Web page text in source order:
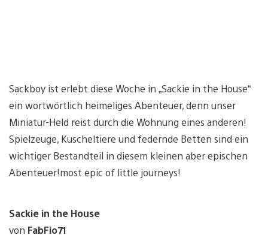
Sackboy ist erlebt diese Woche in „Sackie in the House“
ein wortwörtlich heimeliges Abenteuer, denn unser
Miniatur-Held reist durch die Wohnung eines anderen!
Spielzeuge, Kuscheltiere und federnde Betten sind ein
wichtiger Bestandteil in diesem kleinen aber epischen
Abenteuer!most epic of little journeys!
Sackie in the House
von FabFio71